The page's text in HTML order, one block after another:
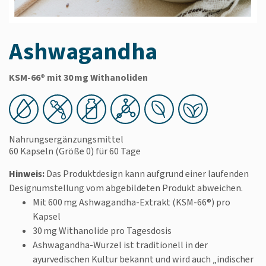
Ashwagandha
KSM-66® mit 30 mg Withanoliden
Nahrungsergänzungsmittel
60 Kapseln (Größe 0) für 60 Tage
Hinweis:Das Produktdesign kann aufgrund einer laufenden
Designumstellung vom abgebildeten Produkt abweichen.
Mit 600 mg Ashwagandha-Extrakt (KSM-66®) pro
Kapsel
30 mg Withanolide pro Tagesdosis
Ashwagandha-Wurzel ist traditionell in der
ayurvedischen Kultur bekannt und wird auch „indischer